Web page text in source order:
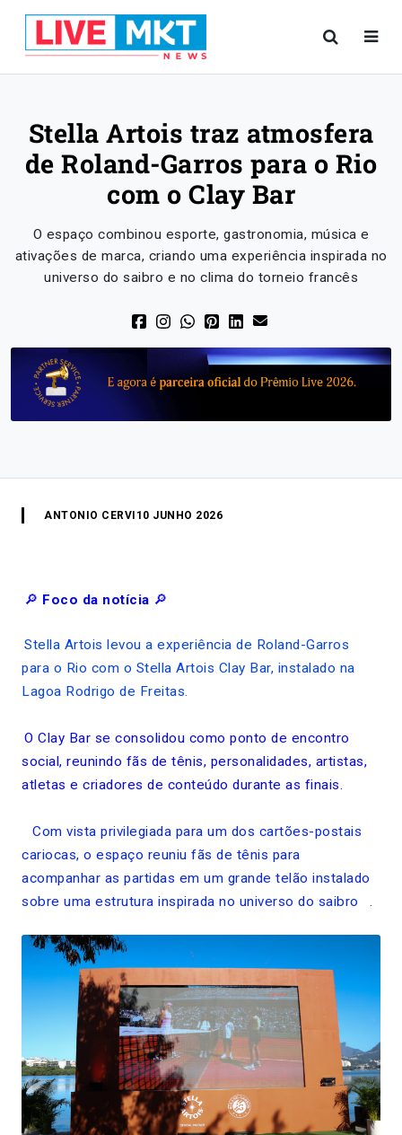
Stella Artois traz atmosfera
de Roland-Garros para o Rio
com o Clay Bar
O espaço combinou esporte, gastronomia, música e
ativações de marca, criando uma experiência inspirada no
universo do saibro e no clima do torneio francês
ANTONIO CERVI 10 JUNHO 2026
🔎 Foco da notícia 🔎
Stella Artois levou a experiência de Roland-Garros
para o Rio com o Stella Artois Clay Bar, instalado na
Lagoa Rodrigo de Freitas.
O Clay Bar se consolidou como ponto de encontro
social, reunindo fãs de tênis, personalidades, artistas,
atletas e criadores de conteúdo durante as finais.
Com vista privilegiada para um dos cartões-postais
cariocas, o espaço reuniu fãs de tênis para
acompanhar as partidas em um grande telão instalado
sobre uma estrutura inspirada no universo do saibro
.